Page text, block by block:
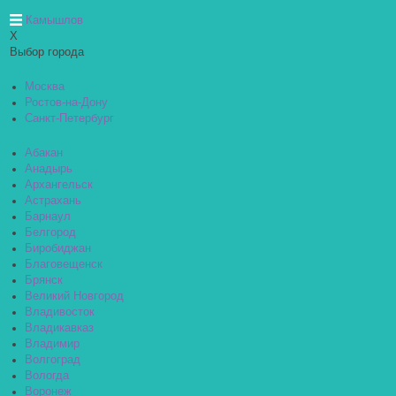
Камышлов
X
Выбор города
Москва
Ростов-на-Дону
Санкт-Петербург
Абакан
Анадырь
Архангельск
Астрахань
Барнаул
Белгород
Биробиджан
Благовещенск
Брянск
Великий Новгород
Владивосток
Владикавказ
Владимир
Волгоград
Вологда
Воронеж